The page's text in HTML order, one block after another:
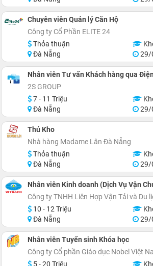
Chuyên viên Quản lý Căn Hộ
Công ty Cổ Phần ELITE 24
Thỏa thuận
Đà Nẵng
29/
Nhân viên Tư vấn Khách hàng qua
2S GROUP
7 - 11 Triệu
Đà Nẵng
29/
Thủ Kho
Nhà hàng Madame Lân Đà Nẵng
Thỏa thuận
Đà Nẵng
29/
Nhân viên Kinh doanh (Dịch Vụ Vận
Công ty TNHH Liên Hợp Vận Tải và Du
10 - 12 Triệu
Đà Nẵng
29/
Nhân viên Tuyển sinh Khóa học
Công ty Cổ phần Giáo dục Nobel Việt
5 - 20 Triệu